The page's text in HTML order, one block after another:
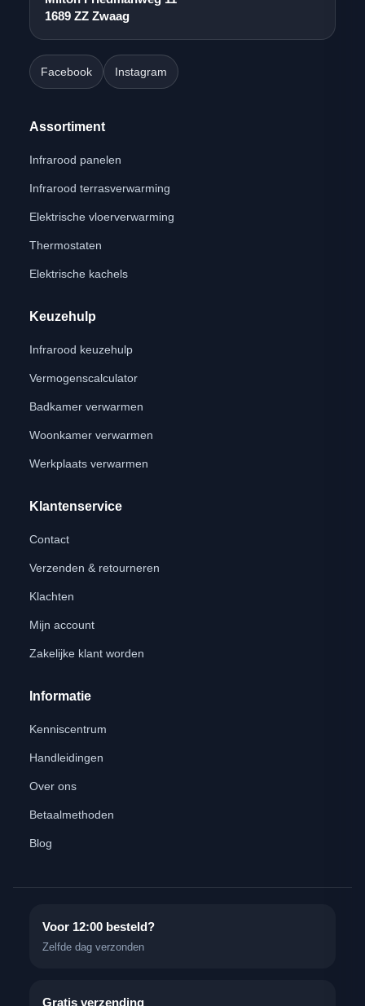
1689 ZZ Zwaag
Facebook Instagram
Assortiment
Infrarood panelen
Infrarood terrasverwarming
Elektrische vloerverwarming
Thermostaten
Elektrische kachels
Keuzehulp
Infrarood keuzehulp
Vermogenscalculator
Badkamer verwarmen
Woonkamer verwarmen
Werkplaats verwarmen
Klantenservice
Contact
Verzenden & retourneren
Klachten
Mijn account
Zakelijke klant worden
Informatie
Kenniscentrum
Handleidingen
Over ons
Betaalmethoden
Blog
Voor 12:00 besteld?
Zelfde dag verzonden
Gratis verzending